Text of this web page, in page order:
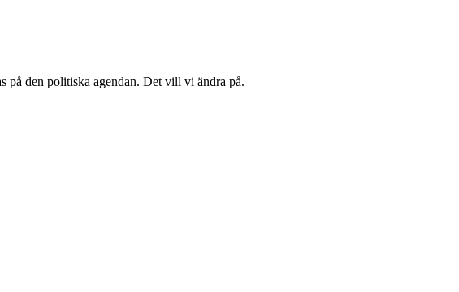
på den politiska agendan. Det vill vi ändra på.